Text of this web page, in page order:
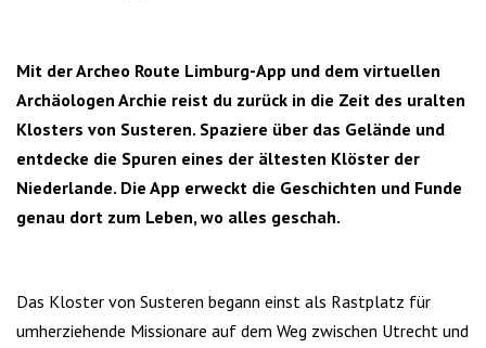
Mit der Archeo Route Limburg-App und dem virtuellen
Archäologen Archie reist du zurück in die Zeit des uralten
Klosters von Susteren. Spaziere über das Gelände und
entdecke die Spuren eines der ältesten Klöster der
Niederlande. Die App erweckt die Geschichten und Funde
genau dort zum Leben, wo alles geschah.
Das Kloster von Susteren begann einst als Rastplatz für
umherziehende Missionare auf dem Weg zwischen Utrecht und